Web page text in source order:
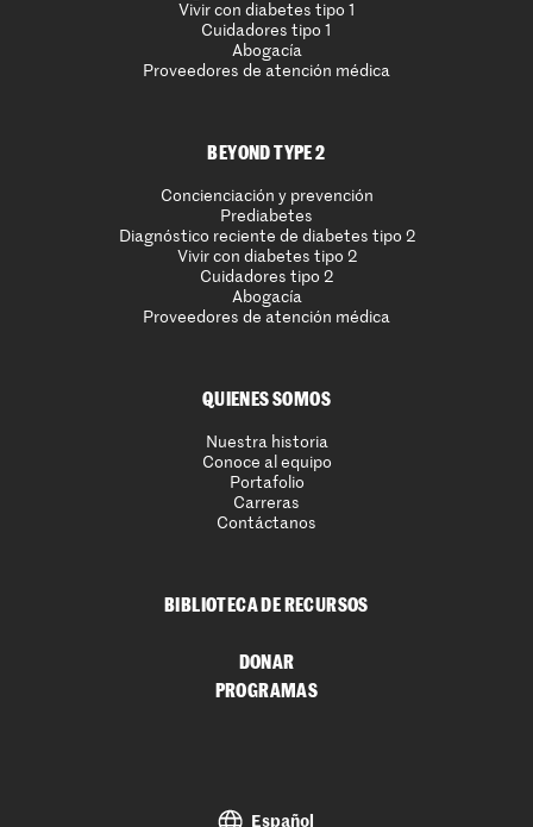
Vivir con diabetes tipo 1
Cuidadores tipo 1
Abogacía
Proveedores de atención médica
BEYOND TYPE 2
Concienciación y prevención
Prediabetes
Diagnóstico reciente de diabetes tipo 2
Vivir con diabetes tipo 2
Cuidadores tipo 2
Abogacía
Proveedores de atención médica
QUIENES SOMOS
Nuestra historia
Conoce al equipo
Portafolio
Carreras
Contáctanos
BIBLIOTECA DE RECURSOS
DONAR
PROGRAMAS
Español